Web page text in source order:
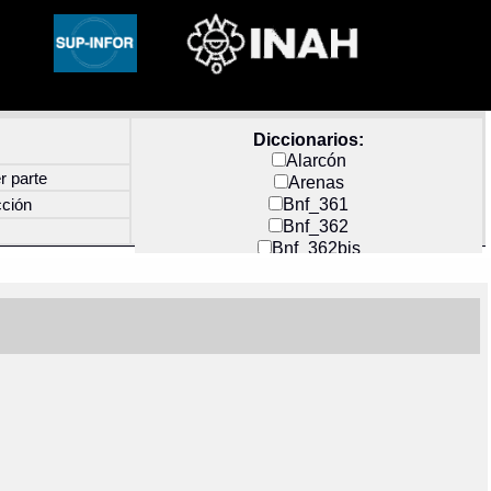
Diccionarios:
Alarcón
Arenas
Bnf_361
Bnf_362
Bnf_362bis
Docs_México
parte